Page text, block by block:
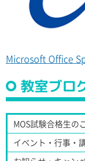
Microsoft Office
教室ブロ
MOS試験合格生の
イベント・行事・